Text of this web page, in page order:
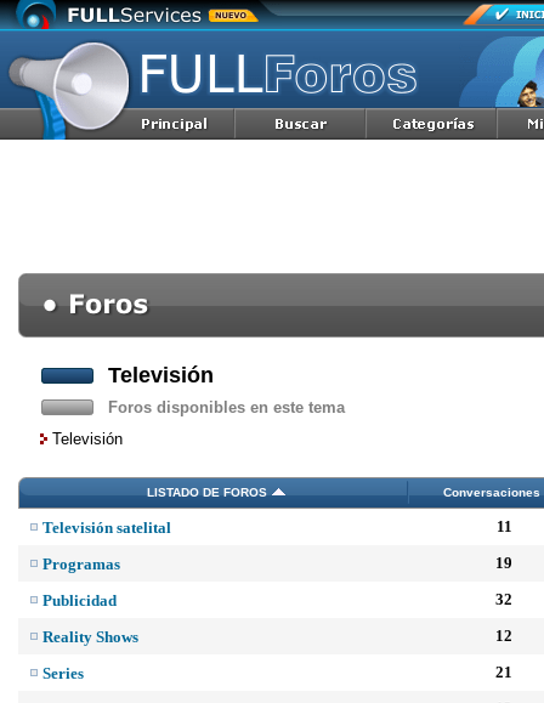
Televisión
Foros disponibles en este tema
Televisión
LISTADO DE FOROS Conversaciones
Televisión satelital 11
Programas 19
Publicidad 32
Reality Shows 12
Series 21